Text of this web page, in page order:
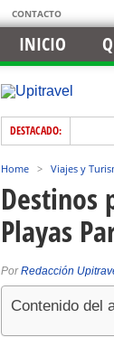
CONTACTO
INICIO
DESTACADO:
Home > Viajes y
Destinos
Playas
PorRedacción
Contenido del